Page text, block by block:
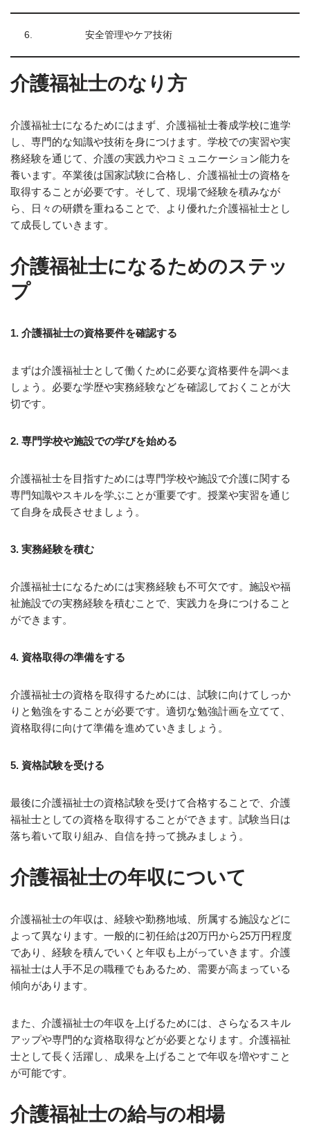
6. 安全管理やケア技術
介護福祉士のなり方
介護福祉士になるためにはまず、介護福祉士養成学校に進学
し、専門的な知識や技術を身につけます。学校での実習や実
務経験を通じて、介護の実践力やコミュニケーション能力を
養います。卒業後は国家試験に合格し、介護福祉士の資格を
取得することが必要です。そして、現場で経験を積みなが
ら、日々の研鑽を重ねることで、より優れた介護福祉士とし
て成長していきます。
介護福祉士になるためのステッ
プ
1. 介護福祉士の資格要件を確認する
まずは介護福祉士として働くために必要な資格要件を調べま
しょう。必要な学歴や実務経験などを確認しておくことが大
切です。
2. 専門学校や施設での学びを始める
介護福祉士を目指すためには専門学校や施設で介護に関する
専門知識やスキルを学ぶことが重要です。授業や実習を通じ
て自身を成長させましょう。
3. 実務経験を積む
介護福祉士になるためには実務経験も不可欠です。施設や福
祉施設での実務経験を積むことで、実践力を身につけること
ができます。
4. 資格取得の準備をする
介護福祉士の資格を取得するためには、試験に向けてしっか
りと勉強をすることが必要です。適切な勉強計画を立てて、
資格取得に向けて準備を進めていきましょう。
5. 資格試験を受ける
最後に介護福祉士の資格試験を受けて合格することで、介護
福祉士としての資格を取得することができます。試験当日は
落ち着いて取り組み、自信を持って挑みましょう。
介護福祉士の年収について
介護福祉士の年収は、経験や勤務地域、所属する施設などに
よって異なります。一般的に初任給は20万円から25万円程度
であり、経験を積んでいくと年収も上がっていきます。介護
福祉士は人手不足の職種でもあるため、需要が高まっている
傾向があります。
また、介護福祉士の年収を上げるためには、さらなるスキル
アップや専門的な資格取得などが必要となります。介護福祉
士として長く活躍し、成果を上げることで年収を増やすこと
が可能です。
介護福祉士の給与の相場